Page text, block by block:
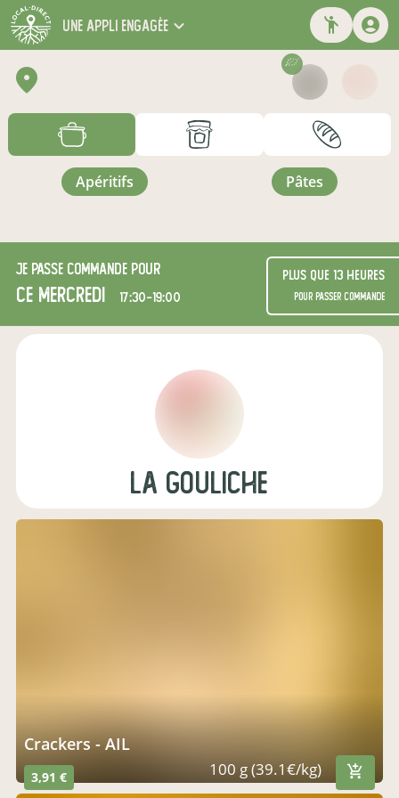
une appli engagée
apéritifs pâtes
Je passe commande pour
ce mercredi 17:30-19:00
Plus que 13 heures
pour passer commande
La Gouliche
Crackers - AIL
3,91 € 100 g (39.1€/kg)